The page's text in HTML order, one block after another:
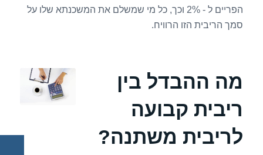
הפריים ל - 2% וכך, כל מי שמשלם את המשכנתא שלו על
סמך הריבית הזו הרוויח.
מה ההבדל בין
ריבית קבועה
לריבית משתנה?